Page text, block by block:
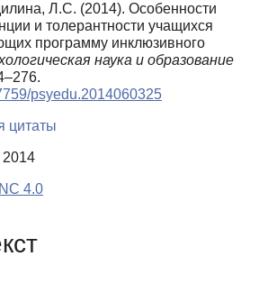
Л.С. (2014). Особенности
и толерантности учащихся
программу инклюзивного
наука и образование
psyedu.2014060325
цитаты
4.0